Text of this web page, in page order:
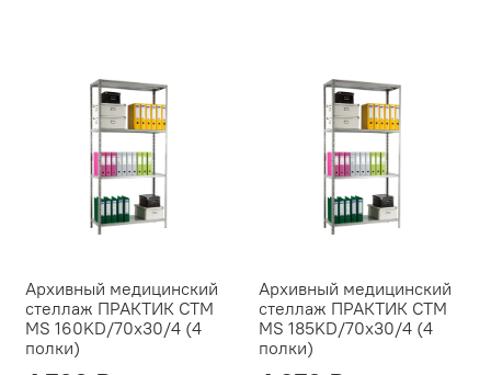
Архивный медицинский
стеллаж ПРАКТИК СТМ
MS 160KD/70х30/4 (4
полки)
Архивный медицинский
стеллаж ПРАКТИК СТМ
MS 185KD/70х30/4 (4
полки)